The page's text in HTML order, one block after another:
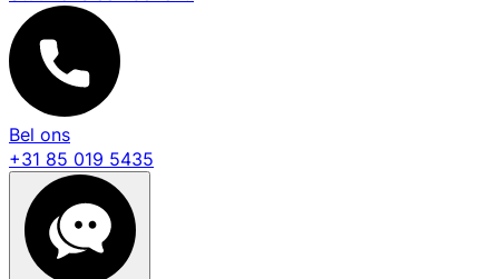
Bel ons
+31 85 019 5435